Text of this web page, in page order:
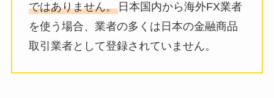
ではありません。日本国内から海外FX業者
を使う場合、業者の多くは日本の金融商品
取引業者として登録されていません。